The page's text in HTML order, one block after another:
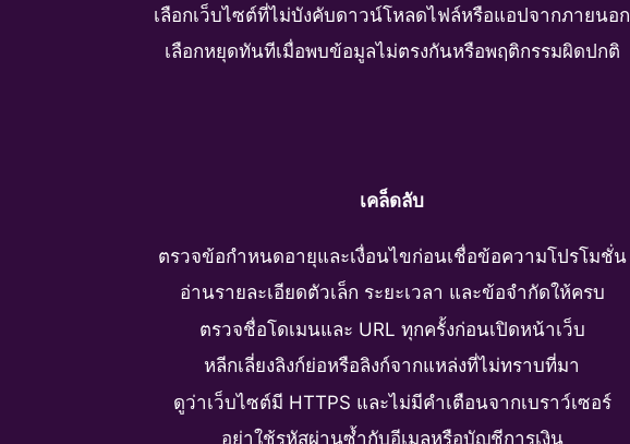
เลือกเว็บไซต์ที่ไม่บังคับดาวน์โหลดไฟล์หรือแอปจากภายนอก
เลือกหยุดทันทีเมื่อพบข้อมูลไม่ตรงกันหรือพฤติกรรมผิดปกติ
เคล็ดลับ
ตรวจข้อกำหนดอายุและเงื่อนไขก่อนเชื่อข้อความโปรโมชั่น
อ่านรายละเอียดตัวเล็ก ระยะเวลา และข้อจำกัดให้ครบ
ตรวจชื่อโดเมนและ URL ทุกครั้งก่อนเปิดหน้าเว็บ
หลีกเลี่ยงลิงก์ย่อหรือลิงก์จากแหล่งที่ไม่ทราบที่มา
ดูว่าเว็บไซต์มี HTTPS และไม่มีคำเตือนจากเบราว์เซอร์
อย่าใช้รหัสผ่านซ้ำกับอีเมลหรือบัญชีการเงิน